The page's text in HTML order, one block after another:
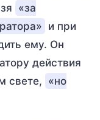
«за
и при
ему. Он
действия
свете, «но